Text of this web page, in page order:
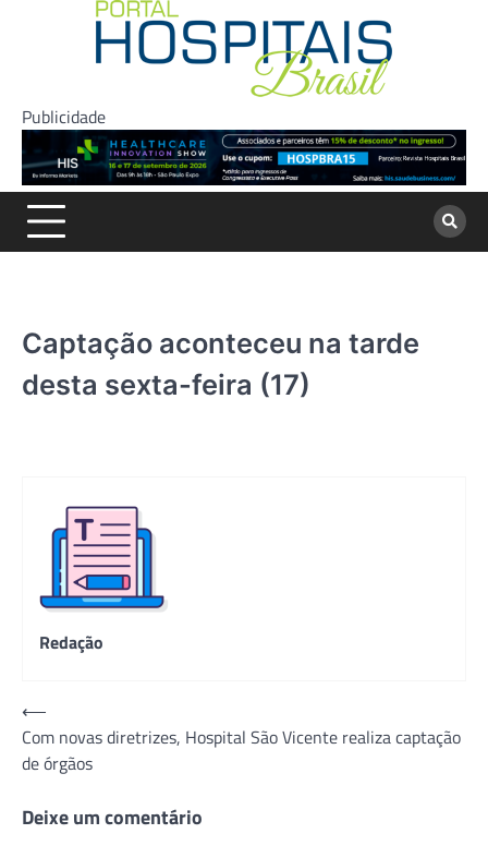
Publicidade
Captação aconteceu na tarde
desta sexta-feira (17)
Redação
Navegação
de
Post
⟵
Com novas diretrizes, Hospital São Vicente realiza captação
de órgãos
Deixe um comentário